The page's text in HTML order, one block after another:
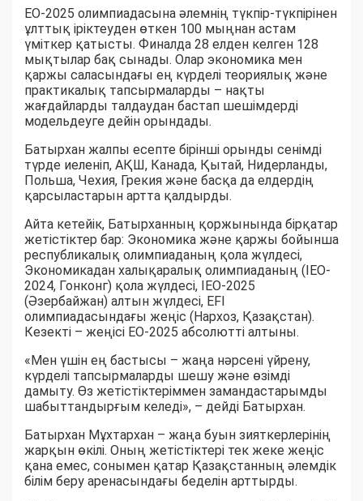
EO-2025 олимпиадасына әлемнің түкпір-түкпірінен
ұлттық іріктеуден өткен 100 мыңнан астам
үміткер қатысты. Финалда 28 елден келген 128
мықтылар бақ сынады. Олар экономика мен
қаржы саласындағы ең күрделі теориялық және
практикалық тапсырмаларды – нақты
жағдайларды талдаудан бастап шешімдерді
модельдеуге дейін орындады.
Батырхан жалпы есепте бірінші орынды сенімді
түрде иеленіп, АҚШ, Канада, Қытай, Нидерланды,
Польша, Чехия, Грекия және басқа да елдердің
қарсыластарын артта қалдырды.
Айта кетейік, Батырханның қоржынында бірқатар
жетістіктер бар: Экономика және қаржы бойынша
республикалық олимпиаданың қола жүлдесі,
Экономикадан халықаралық олимпиаданың (IEO-
2024, Гонконг) қола жүлдесі, IEO-2025
(Әзербайжан) алтын жүлдесі, EFI
олимпиадасындағы жеңіс (Нархоз, Қазақстан).
Кезекті – жеңісі EO-2025 абсолютті алтыны.
«Мен үшін ең бастысы – жаңа нәрсені үйрену,
күрделі тапсырмаларды шешу және өзімді
дамыту. Өз жетістіктеріммен замандастарымды
шабыттандырғым келеді», – дейді Батырхан.
Батырхан Мұхтархан – жаңа буын зияткерлерінің
жарқын өкілі. Оның жетістіктері тек жеке жеңіс
қана емес, сонымен қатар Қазақстанның әлемдік
білім беру аренасындағы беделін арттырды.